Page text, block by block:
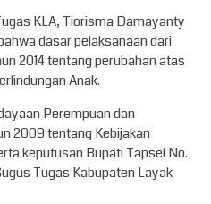
KLA, Tiorisma Damayanty
dasar pelaksanaan dari
2014 tentang perubahan atas
Anak.
Perempuan dan
2009 tentang Kebijakan
keputusan Bupati Tapsel No.
Tugas Kabupaten Layak